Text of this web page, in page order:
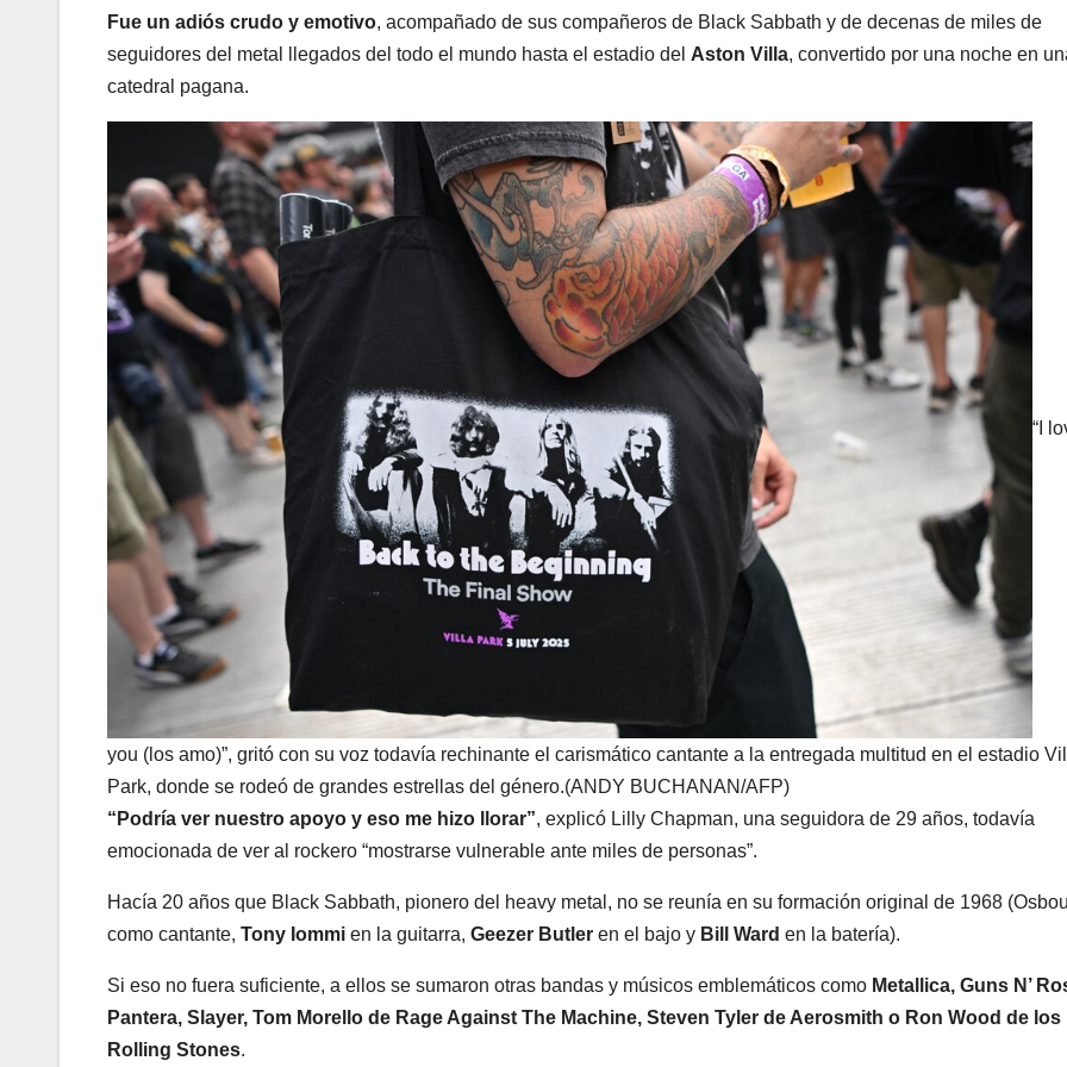
Fue un adiós crudo y emotivo, acompañado de sus compañeros de Black Sabbath y de decenas de miles de
seguidores del metal llegados del todo el mundo hasta el estadio del Aston Villa, convertido por una noche en
catedral pagana.
“I
you (los amo)”, gritó con su voz todavía rechinante el carismático cantante a la entregada multitud en el estadio
Park, donde se rodeó de grandes estrellas del género.(ANDY BUCHANAN/AFP)
“Podría ver nuestro apoyo y eso me hizo llorar”, explicó Lilly Chapman, una seguidora de 29 años, todavía
emocionada de ver al rockero “mostrarse vulnerable ante miles de personas”.
Hacía 20 años que Black Sabbath, pionero del heavy metal, no se reunía en su formación original de 1968
como cantante, Tony Iommi en la guitarra, Geezer Butler en el bajo y Bill Ward en la batería).
Si eso no fuera suficiente, a ellos se sumaron otras bandas y músicos emblemáticos como Metallica, Guns N’
Pantera, Slayer, Tom Morello de Rage Against The Machine, Steven Tyler de Aerosmith o Ron Wood de los
Rolling Stones.